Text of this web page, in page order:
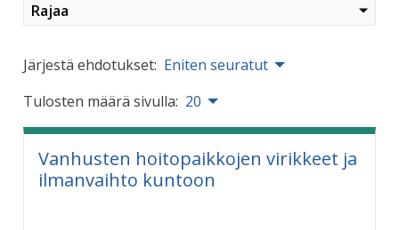
Rajaa
Järjestä ehdotukset: Eniten seuratut
Tulosten määrä sivulla: 20
Vanhusten hoitopaikkojen virikkeet ja
ilmanvaihto kuntoon